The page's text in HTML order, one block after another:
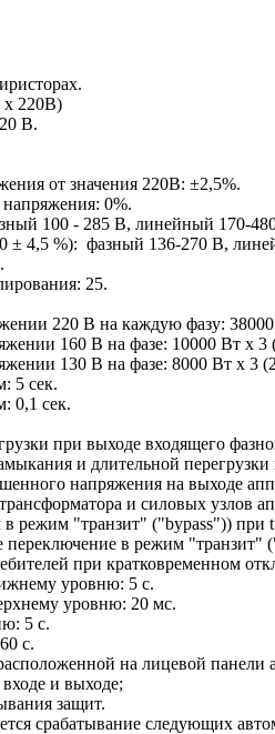
х 220В)
В.
от значения 220В: ±2,5%.
0%.
100 - 285 В, линейный 170-
± 4,5 %): фазный 136-270 В,
25.
220 В на каждую фазу:
160 В на фазе: 10000 Вт х
130 В на фазе: 8000 Вт х 3
5 сек.
0,1 сек.
при выходе входящего
и длительной
напряжения на выходе
и силовых
в режим "транзит" ("bypass")) при
переключение в режим
при кратковременном
уровню: 5 с.
уровню: 20 мс.
5 с.
с.
на лицевой панели
и выходе;
защит.
срабатывание следующих